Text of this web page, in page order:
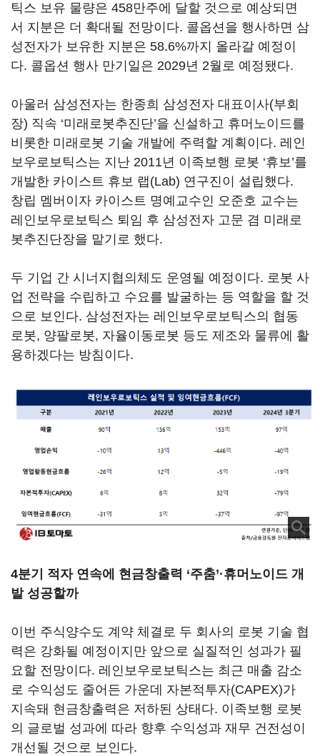
틱스 보유 물량은 458만주에 달할 것으로 예상되면
서 지분은 더 확대될 전망이다. 콜옵션을 행사하면 삼
성전자가 보유한 지분은 58.6%까지 올라갈 예정이
다. 콜옵션 행사 만기일은 2029년 2월로 예정됐다.
아울러 삼성전자는 한종희 삼성전자 대표이사(부회
장) 직속 ‘미래로봇추진단’을 신설하고 휴머노이드를
비롯한 미래로봇 기술 개발에 주력할 계획이다. 레인
보우로보틱스는 지난 2011년 이족보행 로봇 ‘휴보’를
개발한 카이스트 휴보 랩(Lab) 연구진이 설립했다.
창립 멤버이자 카이스트 명예교수인 오준호 교수는
레인보우로보틱스 퇴임 후 삼성전자 고문 겸 미래로
봇추진단장을 맡기로 했다.
두 기업 간 시너지협의체도 운영될 예정이다. 로봇 사
업 전략을 수립하고 수요를 발굴하는 등 역할을 할 것
으로 보인다. 삼성전자는 레인보우로보틱스의 협동
로봇, 양팔로봇, 자율이동로봇 등도 제조와 물류에 활
용하겠다는 방침이다.
4분기 적자 연속에 현금창출력 ‘주춤’·휴머노이드 개
발 성공할까
이번 주식양수도 계약 체결로 두 회사의 로봇 기술 협
력은 강화될 예정이지만 앞으로 실질적인 성과가 필
요할 전망이다. 레인보우로보틱스는 최근 매출 감소
로 수익성도 줄어든 가운데 자본적투자(CAPEX)가
지속돼 현금창출력은 저하된 상태다. 이족보행 로봇
의 글로벌 성과에 따라 향후 수익성과 재무 건전성이
개선될 것으로 보인다.